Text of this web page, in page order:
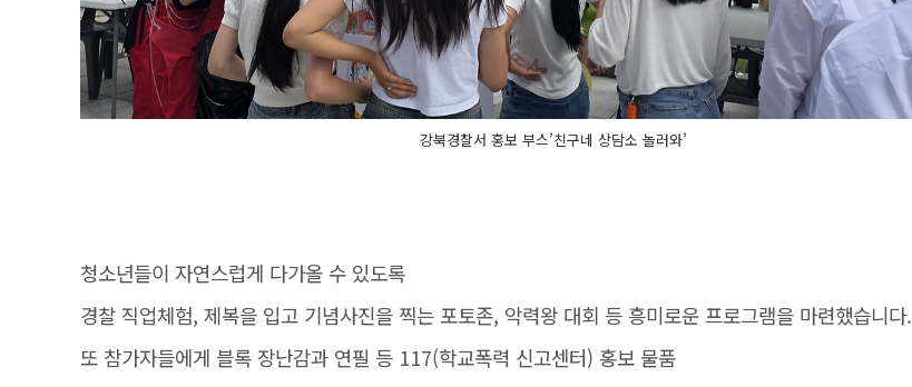
강북경찰서 홍보 부스’친구네 상담소 놀러와’
청소년들이 자연스럽게 다가올 수 있도록
경찰 직업체험, 제복을 입고 기념사진을 찍는 포토존, 악력왕 대회 등 흥미로운 프로그램을 마련했습니다.
또 참가자들에게 블록 장난감과 연필 등 117(학교폭력 신고센터) 홍보 물품